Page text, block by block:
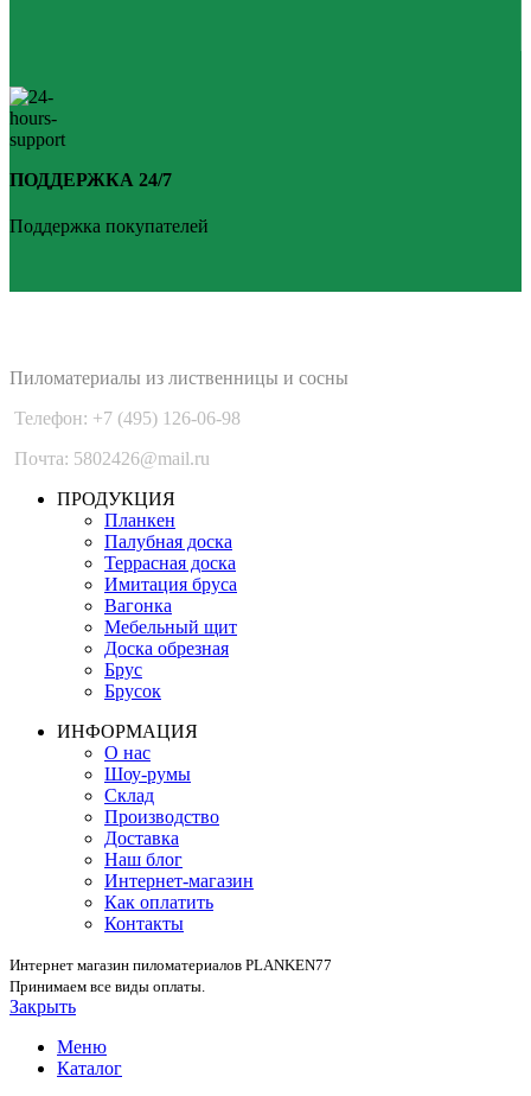
ПОДДЕРЖКА 24/7
Поддержка покупателей
Пиломатериалы из лиственницы и сосны
Телефон: +7 (495) 126-06-98
Почта: 5802426@mail.ru
ПРОДУКЦИЯ
Планкен
Палубная доска
Террасная доска
Имитация бруса
Вагонка
Мебельный щит
Доска обрезная
Брус
Брусок
ИНФОРМАЦИЯ
О нас
Шоу-румы
Склад
Производство
Доставка
Наш блог
Интернет-магазин
Как оплатить
Контакты
Интернет магазин пиломатериалов PLANKEN77
Принимаем все виды оплаты.
Закрыть
Меню
Каталог